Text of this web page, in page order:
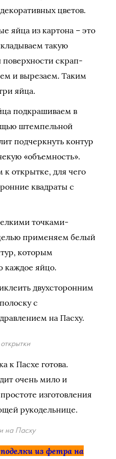
цветов.
яйца из картона – это
такую
поверхности скрап-
и вырезаем. Таким
яйца.
подкрашиваем в
штемпельной
подчеркнуть контур
«объемность».
открытке, для чего
квадраты с
точками-
применяем белый
которым
каждое яйцо.
двухсторонним
с
на Пасху.
к Пасхе готова.
очень мило и
изготовления
рукодельнице.
на Пасху
из фетра на